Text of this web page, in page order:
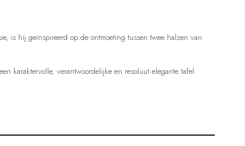
is hij geïnspireerd op de ontmoeting tussen twee halzen van
karaktervolle, verantwoordelijke en resoluut elegante tafel.